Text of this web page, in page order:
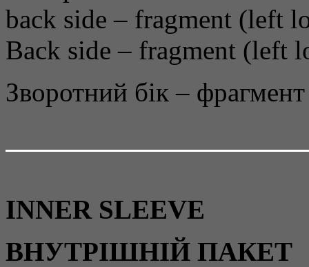
Back side – fragment (left
Зворотний бік –
INNER SLEEVE
ВНУТРІШНІЙ ПАКЕТ